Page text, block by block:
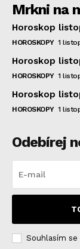
Mrkni na
Horoskop
HOROSKOPY 1
Horoskop
HOROSKOPY 1
Horoskop
HOROSKOPY 1
Odebírej
Souhlasím se